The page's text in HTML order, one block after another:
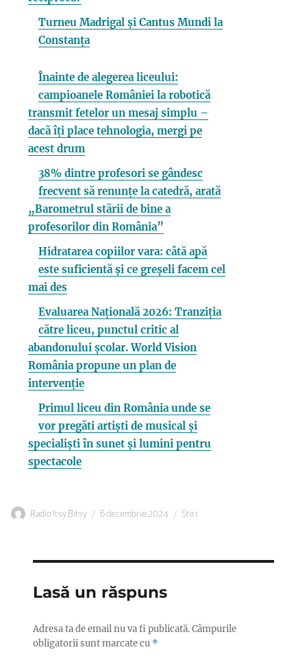
Turneu Madrigal și Cantus Mundi la
Constanța
Înainte de alegerea liceului:
campioanele României la robotică
transmit fetelor un mesaj simplu –
dacă îți place tehnologia, mergi pe
acest drum
38% dintre profesori se gândesc
frecvent să renunțe la catedră, arată
„Barometrul stării de bine a
profesorilor din România”
Hidratarea copiilor vara: câtă apă
este suficientă și ce greșeli facem cel
mai des
Evaluarea Națională 2026: Tranziția
către liceu, punctul critic al
abandonului școlar. World Vision
România propune un plan de
intervenție
Primul liceu din România unde se
vor pregăti artiști de musical și
specialiști în sunet și lumini pentru
spectacole
Autor
Radio Itsy Bitsy
Publicat
6 decembrie 2024 Categorii
Stiri
Lasă un răspuns
Adresa ta de email nu va fi publicată.Câmpurile
obligatorii sunt marcate cu *